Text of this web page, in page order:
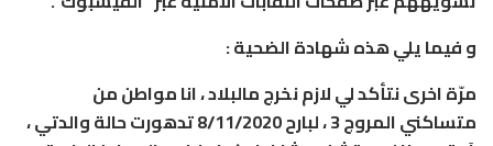
و فيما يلي هذه شهادة الضحية :
مرّة اخرى نتأكد لي لازم نخرج مالبلاد ، انا مواطن من
متساكني المروج 3 ، لبارح 8/11/2020 تدهورت حالة والدتي ،